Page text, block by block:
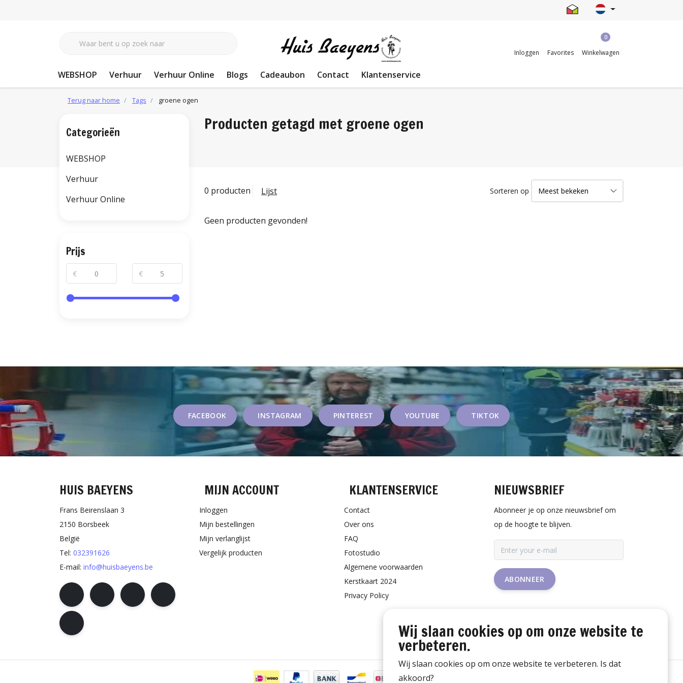
Inloggen Favorites
0
Winkelwagen
WEBSHOP Verhuur Verhuur Online Blogs Cadeaubon Contact Klantenservice
Terug naar home Tags groene ogen
Producten getagd met groene ogen
0 producten Lijst Sorteren op
Geen producten gevonden!
Categorieën
WEBSHOP
Verhuur
Verhuur Online
Prijs
€ €
FACEBOOK INSTAGRAM PINTEREST YOUTUBE TIKTOK
HUIS BAEYENS
Frans Beirenslaan 3
2150 Borsbeek
België
Tel: 032391626
E-mail: info@huisbaeyens.be
MIJN ACCOUNT
Inloggen
Mijn bestellingen
Mijn verlanglijst
Vergelijk producten
KLANTENSERVICE
Contact
Over ons
FAQ
Fotostudio
Algemene voorwaarden
Kerstkaart 2024
Privacy Policy
NIEUWSBRIEF
Abonneer je op onze nieuwsbrief om
op de hoogte te blijven.
ABONNEER
Wij slaan cookies op om onze website te
verbeteren.
Wij slaan cookies op om onze website te verbeteren. Is dat
akkoord?